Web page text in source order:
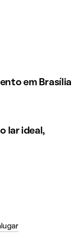
em Brasília
lar ideal,